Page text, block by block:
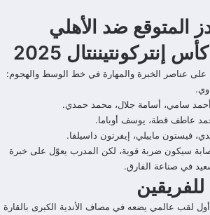
المتوقع ضد الأهلي
2025
على عناصر الخبرة والمهارة في خط الوسط والهجوم:
سامي، أسامة جلال، محمد حمدي.
عاطف قطة، يوسف أوباما.
فيستون ماييلي، إيفرتون داسيلفا.
سيكون ضربة قوية، لكن المدرب يعوّل على خبرة
في صناعة الفارق.
للفريقين
لقب عالمي يضعه في مصاف الأندية الكبرى بالقارة